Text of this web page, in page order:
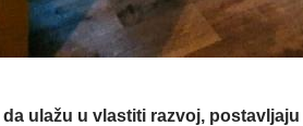
ulažu u vlastiti razvoj, postavljaju